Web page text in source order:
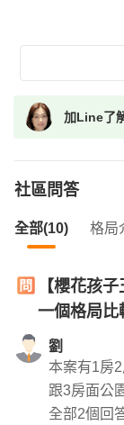
加Line了
社區問答
全部(10) 格局
【櫻花孩
一個格局比
劉
本案有1房
跟3房面公
全部2個回